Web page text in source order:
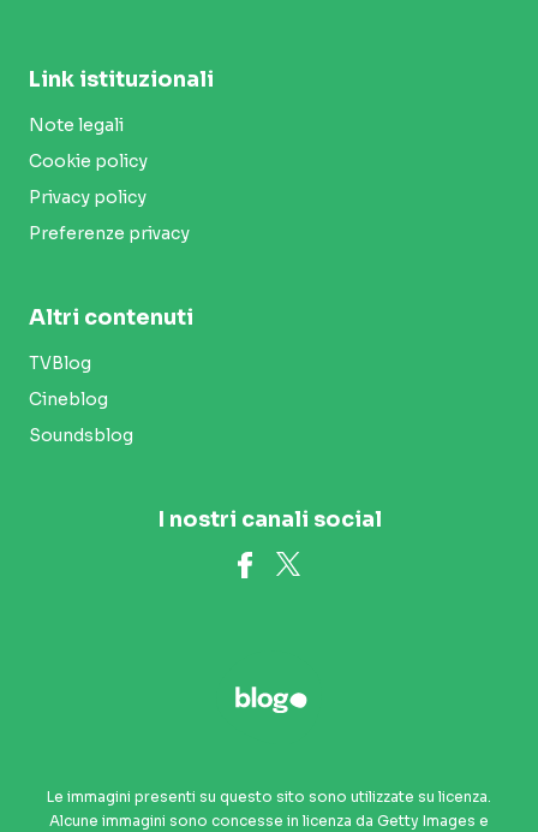
Link istituzionali
Note legali
Cookie policy
Privacy policy
Preferenze privacy
Altri contenuti
TVBlog
Cineblog
Soundsblog
I nostri canali social
Le immagini presenti su questo sito sono utilizzate su licenza.
Alcune immagini sono concesse in licenza da Getty Images e